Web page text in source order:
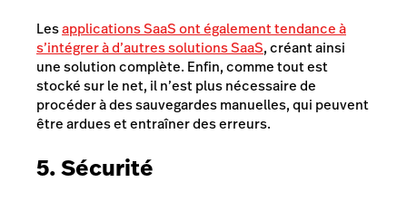
Lesapplications SaaS ont également tendance à
s’intégrer à d’autres solutions SaaS, créant ainsi
une solution complète. Enfin, comme tout est
stocké sur le net, il n’est plus nécessaire de
procéder à des sauvegardes manuelles, qui peuvent
être ardues et entraîner des erreurs.
5. Sécurité